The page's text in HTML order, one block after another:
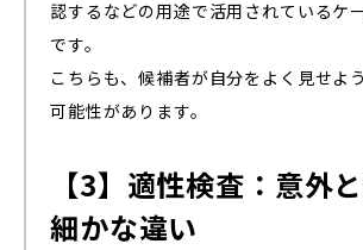
認するなどの用途で活用されているケ
です。
こちらも、候補者が自分をよく見せよ
可能性があります。
【3】適性検査：意外
細かな違い